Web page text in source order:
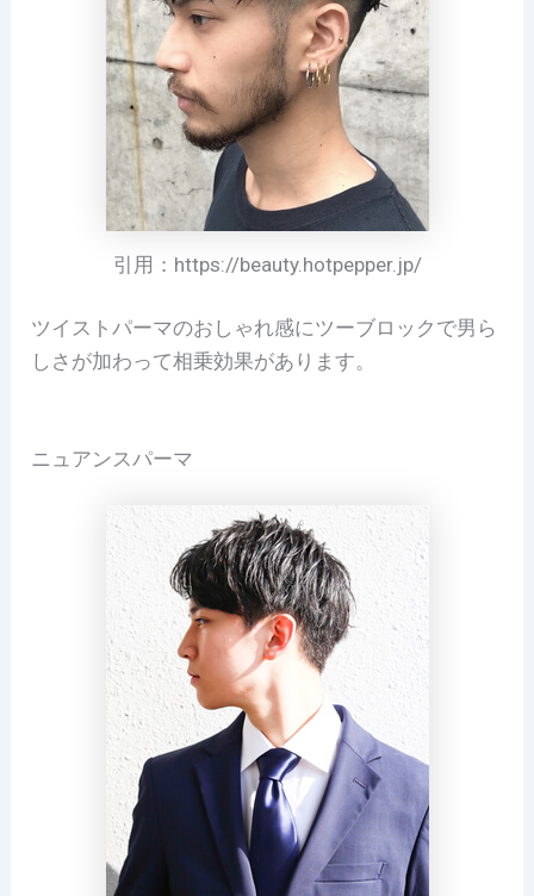
引用：https://beauty.hotpepper.jp/
ツイストパーマのおしゃれ感にツーブロックで男ら
しさが加わって相乗効果があります。
ニュアンスパーマ